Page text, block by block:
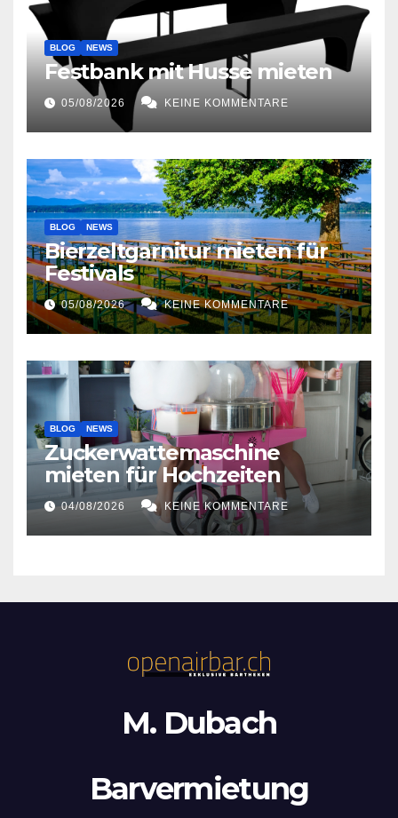
BLOG NEWS
Festbank mit Husse mieten
05/08/2026 KEINE KOMMENTARE
BLOG NEWS
Bierzeltgarnitur mieten für
Festivals
05/08/2026 KEINE KOMMENTARE
BLOG NEWS
Zuckerwattemaschine
mieten für Hochzeiten
04/08/2026 KEINE KOMMENTARE
M. Dubach
Barvermietung